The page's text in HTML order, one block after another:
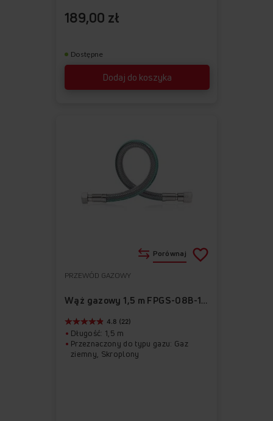
Dodaj do koszyka
189,00 zł
Dostępne
PRZEWÓD GAZOWY
Wąż gazowy 1,5 m FPGS-08B-150
4.8 (22)
Długość: 1,5 m
Przeznaczony do typu gazu: Gaz
ziemny, Skroplony
Porównaj
ulubionych
z